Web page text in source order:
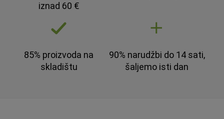
iznad 60 €
85% proizvoda na
skladištu
90% narudžbi do 14 sati,
šaljemo isti dan